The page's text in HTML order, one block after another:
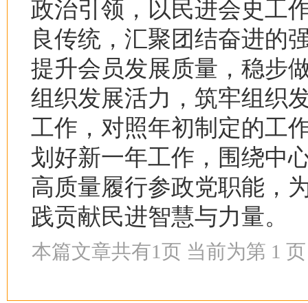
政治引领，以民进会史工
良传统，汇聚团结奋进的
提升会员发展质量，稳步
组织发展活力，筑牢组织
工作，对照年初制定的工
划好新一年工作，围绕中
高质量履行参政党职能，
践贡献民进智慧与力量。
本篇文章共有1页 当前为第 1 页